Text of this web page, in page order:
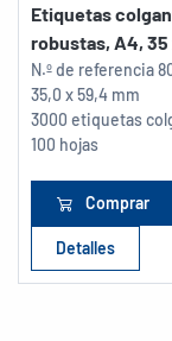
Etiquetas
robustas, A4, 35
N.º de referencia
35,0 x 59,4 mm
3000 etiquetas
100 hojas
Comprar
Detalles